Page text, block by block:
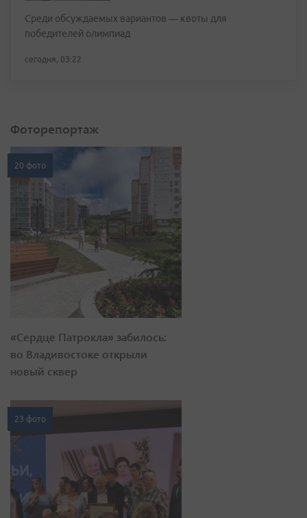
Среди обсуждаемых вариантов — квоты для
победителей олимпиад
сегодня, 03:22
Фоторепортаж
20 фото
«Сердце Патрокла» забилось:
во Владивостоке открыли
новый сквер
23 фото